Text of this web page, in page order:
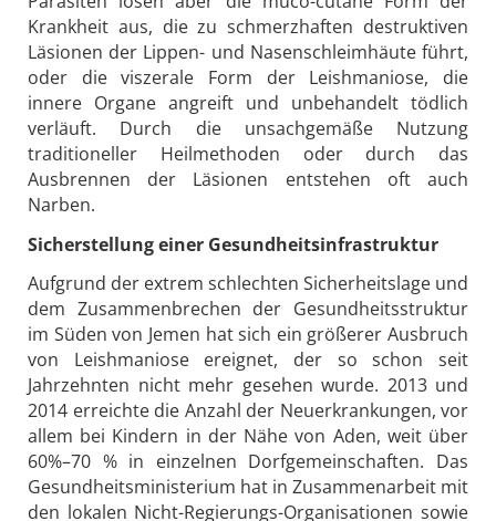
Krankheit aus, die zu schmerzhaften destruktiven
Läsionen der Lippen- und Nasenschleimhäute führt,
oder die viszerale Form der Leishmaniose, die
innere Organe angreift und unbehandelt tödlich
verläuft. Durch die unsachgemäße Nutzung
traditioneller Heilmethoden oder durch das
Ausbrennen der Läsionen entstehen oft auch
Narben.
Sicherstellung einer Gesundheitsinfrastruktur
Aufgrund der extrem schlechten Sicherheitslage und
dem Zusammenbrechen der Gesundheitsstruktur
im Süden von Jemen hat sich ein größerer Ausbruch
von Leishmaniose ereignet, der so schon seit
Jahrzehnten nicht mehr gesehen wurde. 2013 und
2014 erreichte die Anzahl der Neuerkrankungen, vor
allem bei Kindern in der Nähe von Aden, weit über
60%–70 % in einzelnen Dorfgemeinschaften. Das
Gesundheitsministerium hat in Zusammenarbeit mit
den lokalen Nicht-Regierungs-Organisationen sowie